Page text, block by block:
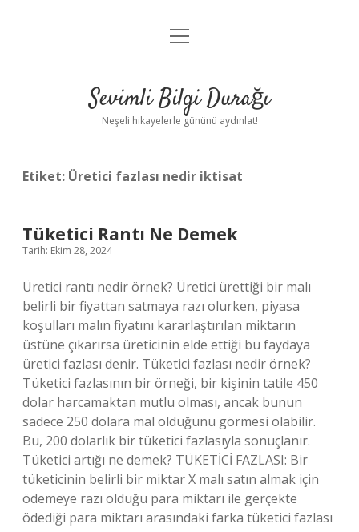
Anasayfa
Yasal Uyarı
menüyü
Sevimli Bilgi Durağı
Neşeli hikayelerle gününü aydınlat!
Etiket: Üretici fazlası nedir iktisat
Tüketici Rantı Ne Demek
Tarih: Ekim 28, 2024
Üretici rantı nedir örnek? Üretici ürettiği bir malı
belirli bir fiyattan satmaya razı olurken, piyasa
koşulları malın fiyatını kararlaştırılan miktarın
üstüne çıkarırsa üreticinin elde ettiği bu faydaya
üretici fazlası denir. Tüketici fazlası nedir örnek?
Tüketici fazlasının bir örneği, bir kişinin tatile 450
dolar harcamaktan mutlu olması, ancak bunun
sadece 250 dolara mal olduğunu görmesi olabilir.
Bu, 200 dolarlık bir tüketici fazlasıyla sonuçlanır.
Tüketici artığı ne demek? TÜKETİCİ FAZLASI: Bir
tüketicinin belirli bir miktar X malı satın almak için
ödemeye razı olduğu para miktarı ile gerçekte
ödediği para miktarı arasındaki farka tüketici fazlası